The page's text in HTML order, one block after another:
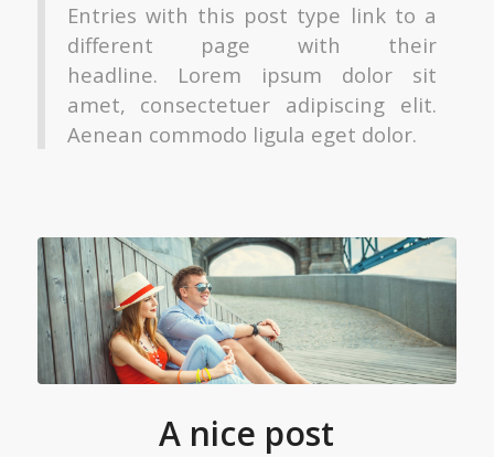
Entries with this post type link to a
different page with their
headline. Lorem ipsum dolor sit
amet, consectetuer adipiscing elit.
Aenean commodo ligula eget dolor.
A nice post